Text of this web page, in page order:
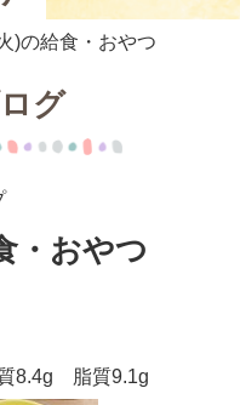
)の給食・おやつ
グ
・おやつ
8.4g 脂質9.1g